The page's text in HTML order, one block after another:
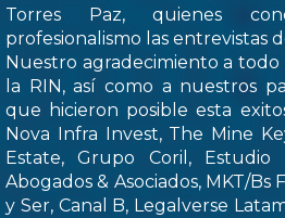
Torres Paz, quienes
profesionalismo las entrevistas
Nuestro agradecimiento a
la RIN, así como a nuestros
que hicieron posible esta
Nova Infra Invest, The Mine
Estate, Grupo Coril,
Abogados & Asociados, MKT/Bs
y Ser, Canal B, Legalverse